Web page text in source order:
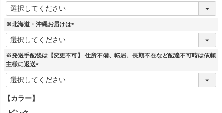
(
※北海道・沖縄お届けは
(
須
※発送手配後は【変更不可】 住所不備、転居、長期不在など配達不可時は依頼
主様に返送
(
必
【カラー】